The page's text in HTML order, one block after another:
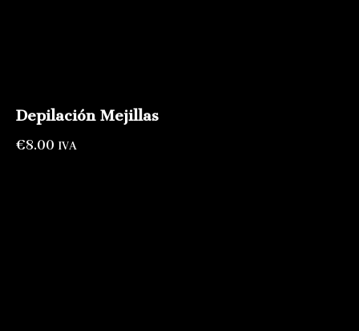
Depilación Mejillas
€8.00 IVA